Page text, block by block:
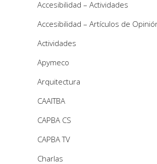
Accesibilidad – Actividades
Accesibilidad – Artículos de
Actividades
Apymeco
Arquitectura
CAAITBA
CAPBA CS
CAPBA TV
Charlas